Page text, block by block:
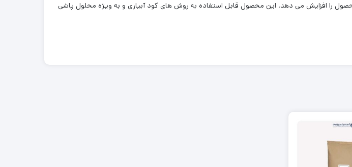
را افزایش می دهد. این محصول قابل استفاده به روش های کود آبیاری و به ویژه محلول پاشی